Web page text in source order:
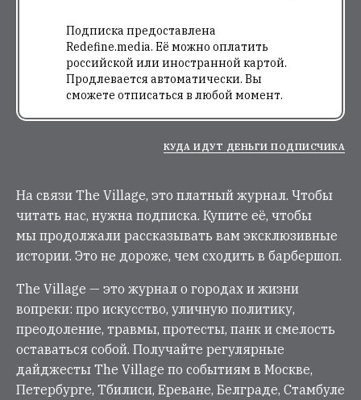
Подписка предоставлена
Redefine.media. Её можно оплатить
российской или иностранной картой.
Продлевается автоматически. Вы
сможете отписаться в любой момент.
КУДА ИДУТ ДЕНЬГИ ПОДПИСЧИКА
На связи The Village, это платный журнал. Чтобы
читать нас, нужна подписка. Купите её, чтобы
мы продолжали рассказывать вам эксклюзивные
истории. Это не дороже, чем сходить в барбершоп.
The Village — это журнал о городах и жизни
вопреки: про искусство, уличную политику,
преодоление, травмы, протесты, панк и смелость
оставаться собой. Получайте регулярные
дайджесты The Village по событиям в Москве,
Петербурге, Тбилиси, Ереване, Белграде, Стамбуле